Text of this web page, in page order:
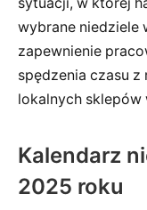
wybrane niedziele
zapewnienie
spędzenia czasu z
lokalnych sklepów
Kalendarz
2025 roku